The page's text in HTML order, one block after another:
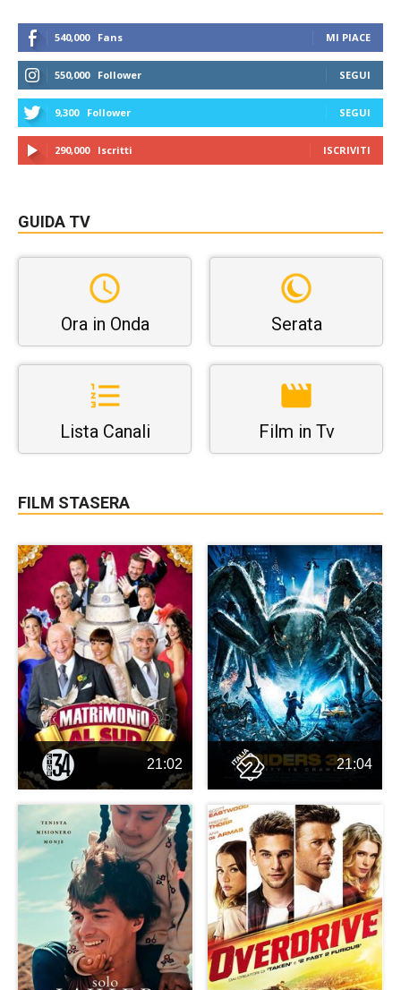
540,000 Fans MI PIACE
550,000 Follower SEGUI
9,300 Follower SEGUI
290,000 Iscritti ISCRIVITI
GUIDA TV
Ora in Onda Serata
Lista Canali Film in Tv
FILM STASERA
21:02 21:04